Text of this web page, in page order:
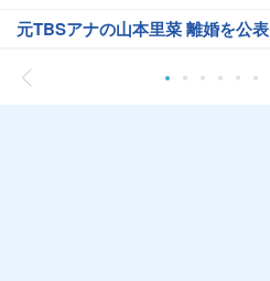
元TBSアナの山本里菜 離婚を公表